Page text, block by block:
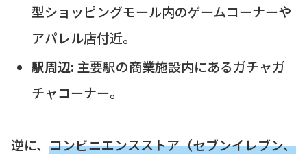
型ショッピングモール内のゲームコーナーや
アパレル店付近。
駅周辺: 主要駅の商業施設内にあるガチャガ
チャコーナー。
逆に、 コンビニエンスストア（セブンイレブン、